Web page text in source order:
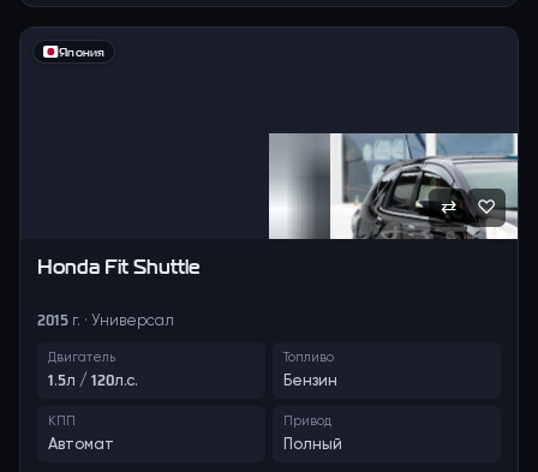
Япония
⇄ ♡
Honda Fit Shuttle
2015 г. · Универсал
Двигатель
1.5л / 120л.с.
Топливо
Бензин
КПП
Автомат
Привод
Полный